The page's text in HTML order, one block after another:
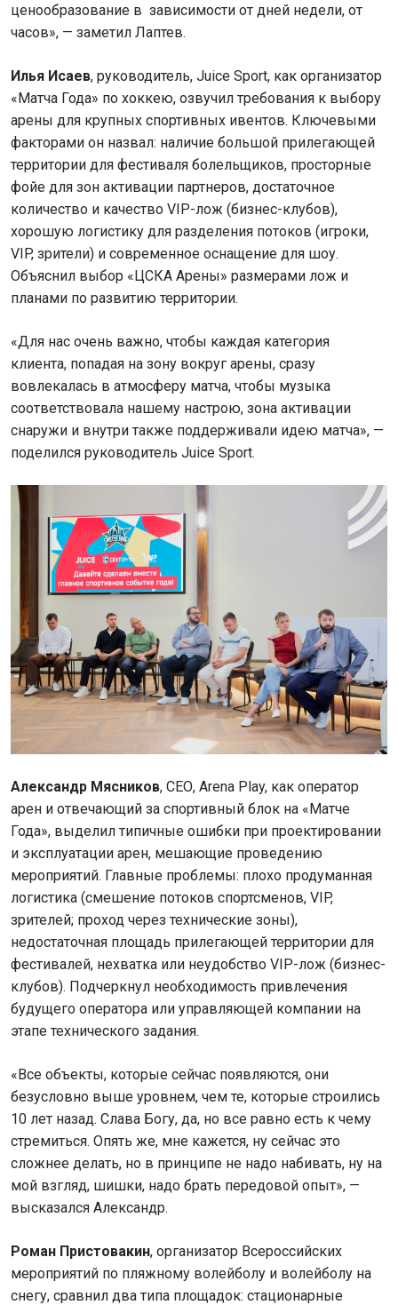
ценообразование в зависимости от дней недели, от
часов», — заметил Лаптев.
Илья Исаев, руководитель, Juice Sport, как организатор
«Матча Года» по хоккею, озвучил требования к выбору
арены для крупных спортивных ивентов. Ключевыми
факторами он назвал: наличие большой прилегающей
территории для фестиваля болельщиков, просторные
фойе для зон активации партнеров, достаточное
количество и качество VIP-лож (бизнес-клубов),
хорошую логистику для разделения потоков (игроки,
VIP, зрители) и современное оснащение для шоу.
Объяснил выбор «ЦСКА Арены» размерами лож и
планами по развитию территории.
«Для нас очень важно, чтобы каждая категория
клиента, попадая на зону вокруг арены, сразу
вовлекалась в атмосферу матча, чтобы музыка
соответствовала нашему настрою, зона активации
снаружи и внутри также поддерживали идею матча», —
поделился руководитель Juice Sport.
Александр Мясников, СЕО, Arena Play, как оператор
арен и отвечающий за спортивный блок на «Матче
Года», выделил типичные ошибки при проектировании
и эксплуатации арен, мешающие проведению
мероприятий. Главные проблемы: плохо продуманная
логистика (смешение потоков спортсменов, VIP,
зрителей; проход через технические зоны),
недостаточная площадь прилегающей территории для
фестивалей, нехватка или неудобство VIP-лож (бизнес-
клубов). Подчеркнул необходимость привлечения
будущего оператора или управляющей компании на
этапе технического задания.
«Все объекты, которые сейчас появляются, они
безусловно выше уровнем, чем те, которые строились
10 лет назад. Слава Богу, да, но все равно есть к чему
стремиться. Опять же, мне кажется, ну сейчас это
сложнее делать, но в принципе не надо набивать, ну на
мой взгляд, шишки, надо брать передовой опыт», —
высказался Александр.
Роман Пристовакин, организатор Всероссийских
мероприятий по пляжному волейболу и волейболу на
снегу, сравнил два типа площадок: стационарные